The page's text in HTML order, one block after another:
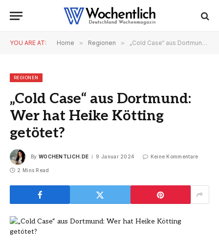
YOU ARE AT: Home » Regionen » „Cold Case“ aus Dortmund: Wer hat Heike Kötting getötet?
REGIONEN
„Cold Case“ aus Dortmund:
Wer hat Heike Kötting
getötet?
By WOCHENTLICH.DE 9 Januar 2024 Keine Kommentare
2 Mins Read